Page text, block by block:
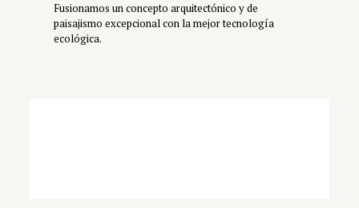
Fusionamos un concepto arquitectónico y de
paisajismo excepcional con la mejor tecnología
ecológica.